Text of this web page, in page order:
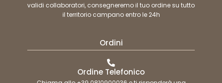
validi collaboratori, consegneremo il tuo ordine su tutto
il territorio campano entro le 24h
Ordini
Ordine Telefonico